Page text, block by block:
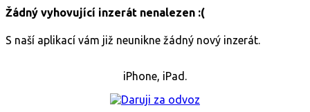
Žádný vyhovující inzerát nenalezen :(
S naší aplikací vám již neunikne žádný nový inzerát.
iPhone, iPad.